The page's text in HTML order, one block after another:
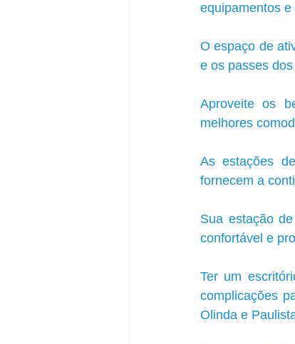
equipamentos
O espaço de
e os passes
Aproveite os
melhores
As estações
fornecem a
Sua estação
confortável e
Ter um
complicações
Olinda e